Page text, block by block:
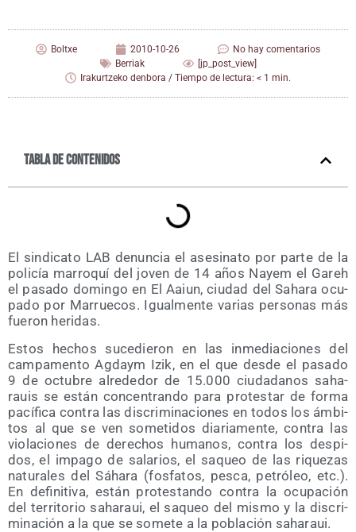
Boltxe 2010-10-26
No hay comentarios
Berriak
[jp_post_view]
Irakurtzeko denbora / Tiempo de lectura: < 1 min.
Tabla de contenidos
El sin­di­ca­to LAB denun­cia el ase­si­na­to por par­te de la
poli­cía marro­quí del joven de 14 años Nayem el Gareh
el pasa­do domin­go en El Aaiun, ciu­dad del Saha­ra ocu­
pa­do por Marrue­cos. Igual­men­te varias per­so­nas más
fue­ron heridas.
Estos hechos suce­die­ron en las inme­dia­cio­nes del
cam­pa­men­to Agdaym Izik, en el que des­de el pasa­do
9 de octu­bre alre­de­dor de 15.000 ciu­da­da­nos saha­
rauis se están con­cen­tran­do para pro­tes­tar de for­ma
pací­fi­ca con­tra las dis­cri­mi­na­cio­nes en todos los ámbi­
tos al que se ven some­ti­dos dia­ria­men­te, con­tra las
vio­la­cio­nes de dere­chos huma­nos, con­tra los des­pi­
dos, el impa­go de sala­rios, el saqueo de las rique­zas
natu­ra­les del Sáha­ra (fos­fa­tos, pes­ca, petró­leo, etc.).
En defi­ni­ti­va, están pro­tes­tan­do con­tra la ocu­pa­ción
del terri­to­rio saha­raui, el saqueo del mis­mo y la dis­cri­
mi­na­ción a la que se some­te a la pobla­ción saharaui.